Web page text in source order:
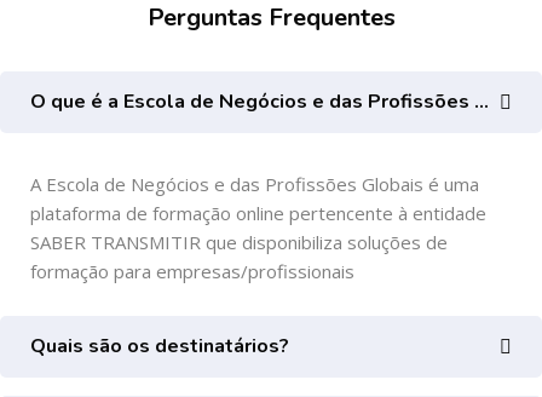
Ignorar [Cocoon] FAQsPerguntas Frequentes
O que é a Escola de Negócios e das Profissões Globais?
A Escola de Negócios e das Profissões Globais é uma
plataforma de formação online pertencente à entidade
SABER TRANSMITIR que disponibiliza soluções de
formação para empresas/profissionais
Quais são os destinatários?